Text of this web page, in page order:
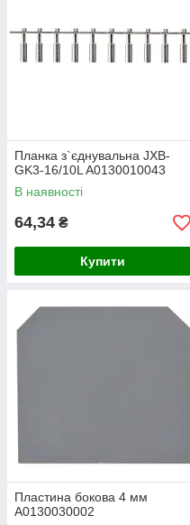
Планка з`єднувальна JXB-
GK3-16/10L A0130010043
В наявності
64,34 ₴
Купити
Пластина бокова 4 мм
A0130030002